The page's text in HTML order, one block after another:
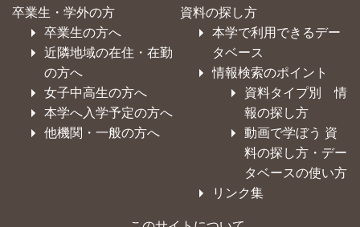
卒業生・学外の方
卒業生の方へ
近隣地域の在住・在勤
の方へ
女子中高生の方へ
本学へ入学予定の方へ
他機関・一般の方へ
資料の探し方
本学で利用できるデー
タベース
情報検索のポイント
資料タイプ別 情
報の探し方
動画で学ぼう 資
料の探し方・デー
タベースの使い方
リンク集